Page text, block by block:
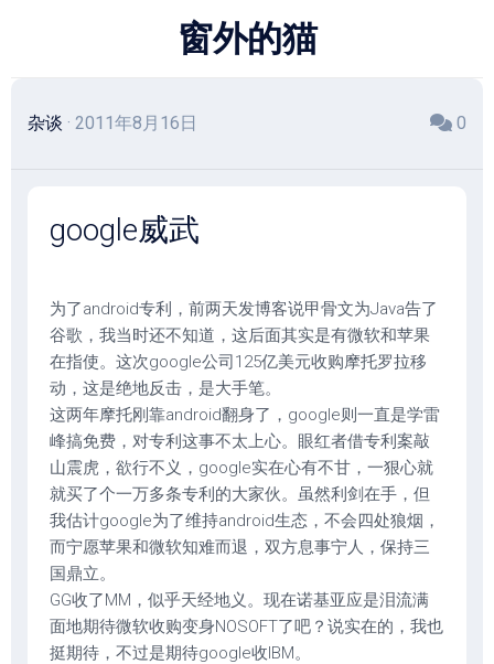
窗外的猫
杂谈 · 2011年8月16日 0
google威武
为了android专利，前两天发博客说甲骨文为Java告了
谷歌，我当时还不知道，这后面其实是有微软和苹果
在指使。这次google公司125亿美元收购摩托罗拉移
动，这是绝地反击，是大手笔。
这两年摩托刚靠android翻身了，google则一直是学雷
峰搞免费，对专利这事不太上心。眼红者借专利案敲
山震虎，欲行不义，google实在心有不甘，一狠心就
就买了个一万多条专利的大家伙。虽然利剑在手，但
我估计google为了维持android生态，不会四处狼烟，
而宁愿苹果和微软知难而退，双方息事宁人，保持三
国鼎立。
GG收了MM，似乎天经地义。现在诺基亚应是泪流满
面地期待微软收购变身NOSOFT了吧？说实在的，我也
挺期待，不过是期待google收IBM。